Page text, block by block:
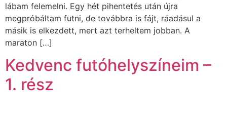
lábam felemelni. Egy hét pihentetés után újra
megpróbáltam futni, de továbbra is fájt, ráadásul a
másik is elkezdett, mert azt terheltem jobban. A
maraton […]
Kedvenc futóhelyszíneim –
1. rész